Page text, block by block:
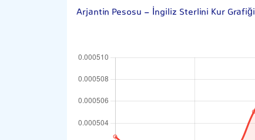
Arjantin Pesosu - İngiliz Sterlini Kur Grafiği